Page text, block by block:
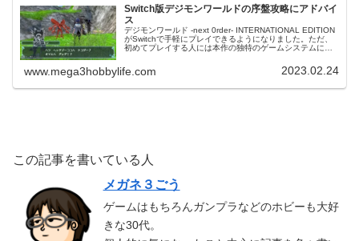
Switch版デジモンワールドの序盤攻略にアドバイ
ス
デジモンワールド -next 0rder- INTERNATIONAL EDITION
がSwitchで手軽にプレイできるようになりました。ただ、
初めてプレイする人には本作の独特のゲームシステムに慣
www.mega3hobbylife.com 2023.02.24
この記事を書いている人
メガネ３ごう
ゲームはもちろんガンプラなどのホビーも大好
きな30代。